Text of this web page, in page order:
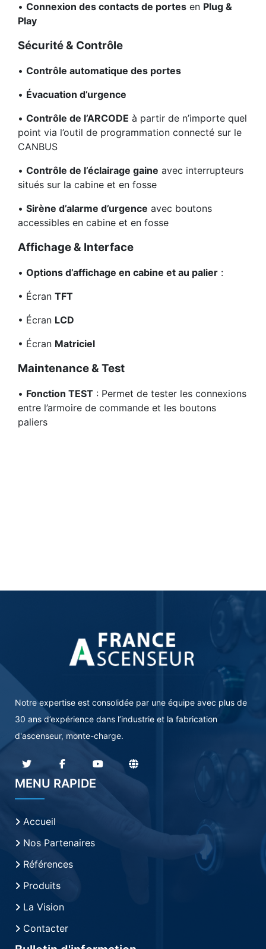
• Connexion des contacts de portes en Plug &
Play
Sécurité & Contrôle
• Contrôle automatique des portes
• Évacuation d’urgence
• Contrôle de l’ARCODE à partir de n’importe quel
point via l’outil de programmation connecté sur le
CANBUS
• Contrôle de l’éclairage gaine avec interrupteurs
situés sur la cabine et en fosse
• Sirène d’alarme d’urgence avec boutons
accessibles en cabine et en fosse
Affichage & Interface
• Options d’affichage en cabine et au palier :
• Écran TFT
• Écran LCD
• Écran Matriciel
Maintenance & Test
• Fonction TEST : Permet de tester les connexions
entre l’armoire de commande et les boutons
paliers
Notre expertise est consolidée par une équipe avec plus de
30 ans d’expérience dans l’industrie et la fabrication
d'ascenseur, monte-charge.
MENU RAPIDE
Accueil
Nos Partenaires
Références
Produits
La Vision
Contacter